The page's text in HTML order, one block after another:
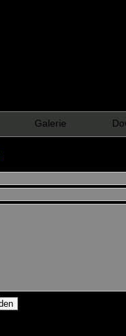
Galerie